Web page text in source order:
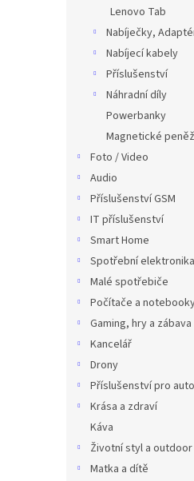
Lenovo Tab
Nabíječky,
Nabíjecí kabely
Příslušenství
Náhradní díly
Powerbanky
Magnetické
Foto / Video
Audio
Příslušenství GSM
IT příslušenství
Smart Home
Spotřební elektronika
Malé spotřebiče
Počítače a
Gaming, hry a zábava
Kancelář
Drony
Příslušenství pro
Krása a zdraví
Káva
Životní styl a outdoor
Matka a dítě